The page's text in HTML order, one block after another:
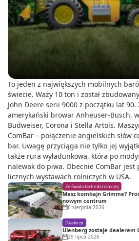
To jeden z największych mobilnych
świecie. Waży 10 ton i został
John Deere serii 9000 z początku lat
amerykański browar Anheuser-Busch,
Budweiser, Corona i Stella Artois.
ComBar – połączenie angielskich słów
bar. Uwagę przyciąga nie tylko jej
także rura wyładunkowa, która po
nalewak do piwa. Obecnie ComBar jest
licznych wystawach rolniczych w USA.
Ze świata techniki rolniczej
Masz kombajn Grimme?
nowym centrum
6 sierpnia 2026
Dealerzy
Ulenberg zostaje dealerem
29 lipca 2026